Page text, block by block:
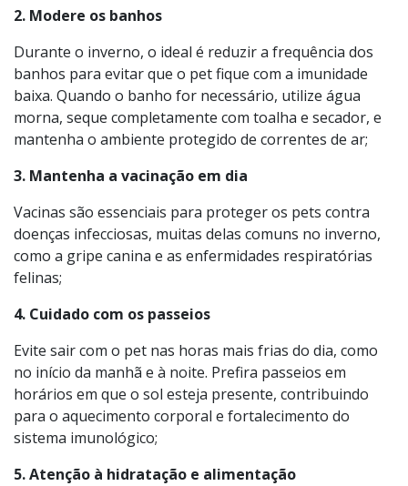
com mais facilidade;
2. Modere os banhos
Durante o inverno, o ideal é reduzir a frequência dos
banhos para evitar que o pet fique com a imunidade
baixa. Quando o banho for necessário, utilize água
morna, seque completamente com toalha e secador, e
mantenha o ambiente protegido de correntes de ar;
3. Mantenha a vacinação em dia
Vacinas são essenciais para proteger os pets contra
doenças infecciosas, muitas delas comuns no inverno,
felinas;
4. Cuidado com os passeios
Evite sair com o pet nas horas mais frias do dia, como
no início da manhã e à noite. Prefira passeios em
horários em que o sol esteja presente, contribuindo
para o aquecimento corporal e fortalecimento do
sistema imunológico;